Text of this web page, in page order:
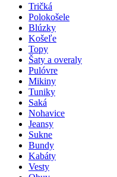
Tričká
Polokošele
Blúzky
Košeľe
Topy
Šaty a overaly
Pulóvre
Mikiny
Tuniky
Saká
Nohavice
Jeansy
Sukne
Bundy
Kabáty
Vesty